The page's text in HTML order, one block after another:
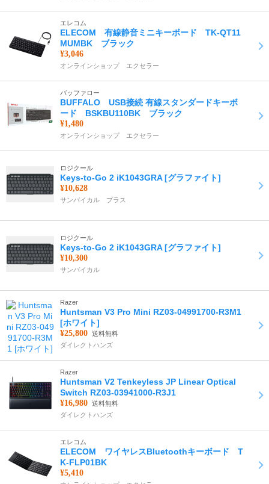
エレコム
ELECOM 有線静音ミニキーボード TK-QT11
MUMBK ブラック
¥3,046
オンラインショップ エクセラー
バッファロー
BUFFALO USB接続 有線スタンダードキーボ
ード BSKBU110BK ブラック
¥1,480
オンラインショップ エクセラー
ロジクール
Keys-to-Go 2 iK1043GRA [グラファイト]
¥10,628
サンバイカル プラス
ロジクール
Keys-to-Go 2 iK1043GRA [グラファイト]
¥10,300
サンバイカル
Razer
Huntsman V3 Pro Mini RZ03-04991700-R3M1
[ホワイト]
¥25,800 送料無料
ダイレクトハンズ
Razer
Huntsman V2 Tenkeyless JP Linear Optical
Switch RZ03-03941000-R3J1
¥16,980 送料無料
ダイレクトハンズ
エレコム
ELECOM ワイヤレスBluetoothキーボード T
K-FLP01BK
¥5,410